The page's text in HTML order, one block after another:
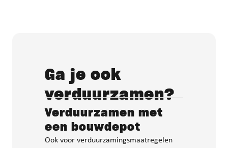
Ga je ook
verduurzamen?
Verduurzamen met
een bouwdepot
Ook voor verduurzamingsmaatregelen